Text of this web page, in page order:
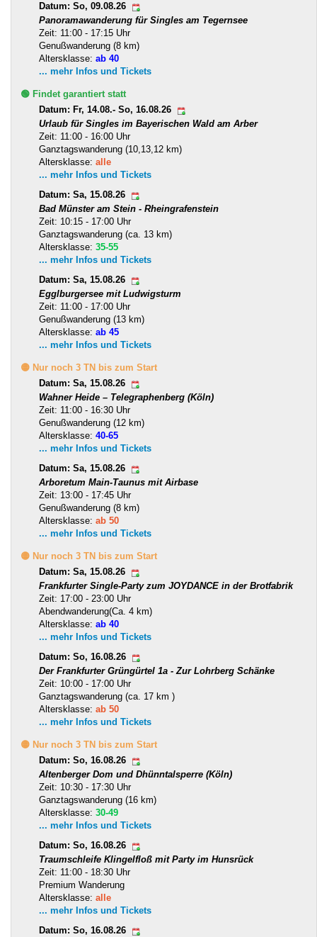
Datum: So, 09.08.26
Panoramawanderung für Singles am Tegernsee
Zeit: 11:00 - 17:15 Uhr
Genußwanderung (8 km)
Altersklasse: ab 40
... mehr Infos und Tickets
🟢 Findet garantiert statt
Datum: Fr, 14.08.- So, 16.08.26
Urlaub für Singles im Bayerischen Wald am Arber
Zeit: 11:00 - 16:00 Uhr
Ganztagswanderung (10,13,12 km)
Altersklasse: alle
... mehr Infos und Tickets
Datum: Sa, 15.08.26
Bad Münster am Stein - Rheingrafenstein
Zeit: 10:15 - 17:00 Uhr
Ganztagswanderung (ca. 13 km)
Altersklasse: 35-55
... mehr Infos und Tickets
Datum: Sa, 15.08.26
Egglburgersee mit Ludwigsturm
Zeit: 11:00 - 17:00 Uhr
Genußwanderung (13 km)
Altersklasse: ab 45
... mehr Infos und Tickets
🟡 Nur noch 3 TN bis zum Start
Datum: Sa, 15.08.26
Wahner Heide – Telegraphenberg (Köln)
Zeit: 11:00 - 16:30 Uhr
Genußwanderung (12 km)
Altersklasse: 40-65
... mehr Infos und Tickets
Datum: Sa, 15.08.26
Arboretum Main-Taunus mit Airbase
Zeit: 13:00 - 17:45 Uhr
Genußwanderung (8 km)
Altersklasse: ab 50
... mehr Infos und Tickets
🟡 Nur noch 3 TN bis zum Start
Datum: Sa, 15.08.26
Frankfurter Single-Party zum JOYDANCE in der Brotfabrik
Zeit: 17:00 - 23:00 Uhr
Abendwanderung(Ca. 4 km)
Altersklasse: ab 40
... mehr Infos und Tickets
Datum: So, 16.08.26
Der Frankfurter Grüngürtel 1a - Zur Lohrberg Schänke
Zeit: 10:00 - 17:00 Uhr
Ganztagswanderung (ca. 17 km )
Altersklasse: ab 50
... mehr Infos und Tickets
🟡 Nur noch 3 TN bis zum Start
Datum: So, 16.08.26
Altenberger Dom und Dhünntalsperre (Köln)
Zeit: 10:30 - 17:30 Uhr
Ganztagswanderung (16 km)
Altersklasse: 30-49
... mehr Infos und Tickets
Datum: So, 16.08.26
Traumschleife Klingelfloß mit Party im Hunsrück
Zeit: 11:00 - 18:30 Uhr
Premium Wanderung
Altersklasse: alle
... mehr Infos und Tickets
Datum: So, 16.08.26